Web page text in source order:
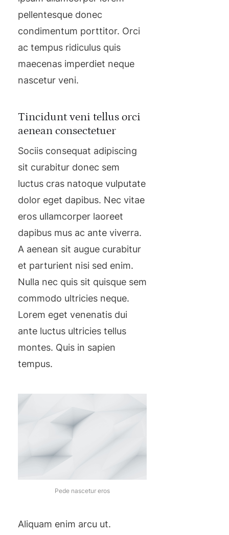
pellentesque donec
condimentum porttitor. Orci
ac tempus ridiculus quis
maecenas imperdiet neque
nascetur veni.
Tincidunt veni tellus orci
aenean consectetuer
Sociis consequat adipiscing
sit curabitur donec sem
luctus cras natoque vulputate
dolor eget dapibus. Nec vitae
eros ullamcorper laoreet
dapibus mus ac ante viverra.
A aenean sit augue curabitur
et parturient nisi sed enim.
Nulla nec quis sit quisque sem
commodo ultricies neque.
Lorem eget venenatis dui
ante luctus ultricies tellus
montes. Quis in sapien
tempus.
Pede nascetur eros
Aliquam enim arcu ut.